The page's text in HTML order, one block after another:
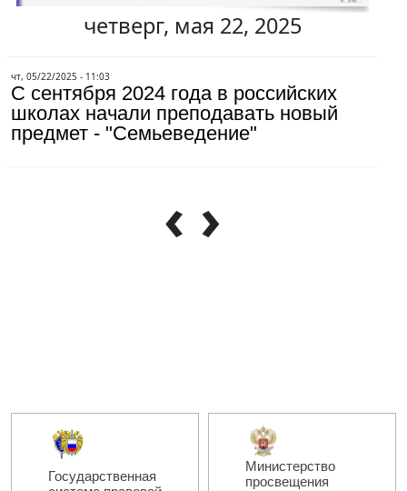
четверг, мая 22, 2025
С сентября 2024 года в российских
школах начали преподавать новый
предмет - "Семьеведение"
чт, 05/22/2025 - 11:03
‹ ›
Государственная
Министерство
просвещения